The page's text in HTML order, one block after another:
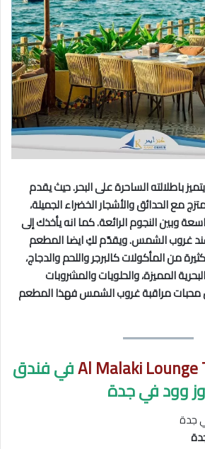
باطلالته الساحرة على البحر. حيث يقدم
مع الحدائق والأشجار الخضراء الجميلة،
وبين النجوم الرائعة. كما انه يأخذك إلى
غروب الشمس. ويقدّم لكِ ايضا المطعم
من المأكولات كالبرجر واللحم والدجاج،
المميزة، والحلويات والمشروبات
محبات مراقبة غروب الشمس فهذا المطعم
Al Malaki Loungeفي فندق
وود في جدة